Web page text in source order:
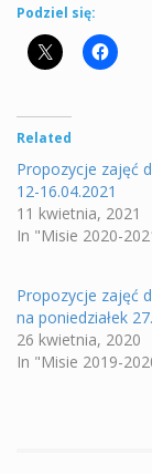
Podziel się:
Related
Propozycje zajęć
12-16.04.2021
11 kwietnia, 2021
In "Misie 2020-
Propozycje zajęć
na poniedziałek
26 kwietnia, 2020
In "Misie 2019-